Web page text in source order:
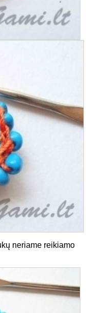
neriame reikiamo